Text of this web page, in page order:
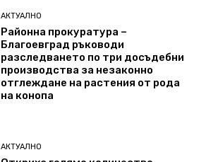
АКТУАЛНО
Районна прокуратура –
Благоевград ръководи
разследването по три досъдебни
производства за незаконно
отглеждане на растения от рода
на конопа
АКТУАЛНО